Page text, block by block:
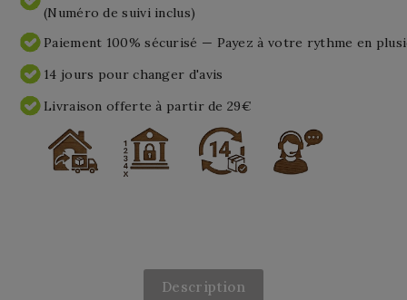
(Numéro de suivi inclus)
Paiement 100% sécurisé — Payez à votre rythme en
14 jours pour changer d'avis
Livraison offerte à partir de 29€
Description